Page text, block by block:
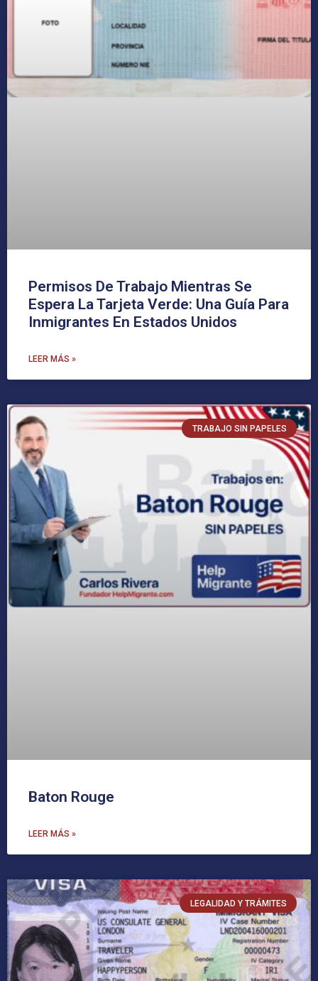
Permisos De Trabajo Mientras Se
Espera La Tarjeta Verde: Una Guía Para
Inmigrantes En Estados Unidos
LEER MÁS »
TRABAJO SIN PAPELES
Baton Rouge
LEER MÁS »
LEGALIDAD Y TRÁMITES